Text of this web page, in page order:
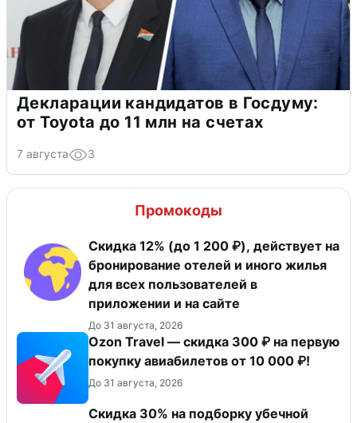
Декларации кандидатов в Госдуму:
от Toyota до 11 млн на счетах
7 августа 3
Промокоды
Скидка 12% (до 1 200 ₽), действует на
бронирование отелей и иного жилья
для всех пользователей в
приложении и на сайте
До 31 августа, 2026
Ozon Travel — скидка 300 ₽ на первую
покупку авиабилетов от 10 000 ₽!
До 31 августа, 2026
Скидка 30% на подборку убечной